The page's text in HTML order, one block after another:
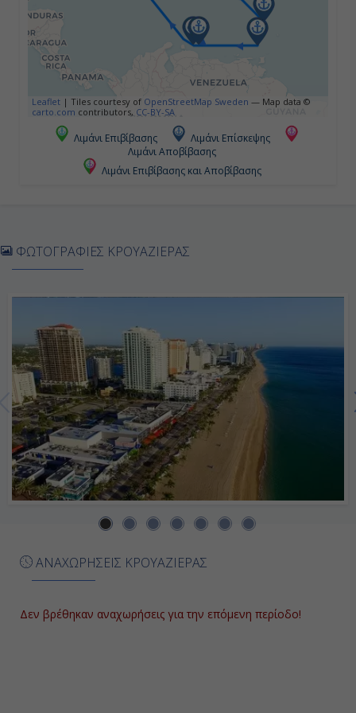
Ημέρα 5η
Φορτ Ντε Φρανς - Μαρτινίκη,
Ημέρα 7η
Μποναίρ, Ολλανδικές Αντίλλες
Leaflet | Tiles courtesy of OpenStreetMap Sweden — Map data ©
carto.com contributors, CC-BY-SA
Λιμάνι Επιβίβασης
Λιμάνι Επίσκεψης
Λιμάνι Αποβίβασης
Λιμάνι Επιβίβασης και Αποβίβασης
ΑΝΑΧΩΡΗΣΕΙΣ ΚΡΟΥΑΖΙΕΡΑΣ
Δεν βρέθηκαν αναχωρήσεις για την επόμενη περίοδο!
ΦΩΤΟΓΡΑΦΙΕΣ ΚΡΟΥΑΖΙΕΡΑΣ